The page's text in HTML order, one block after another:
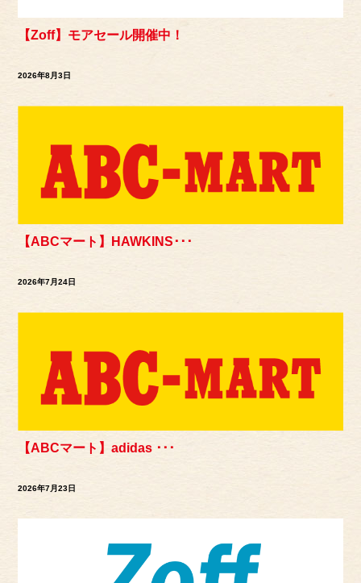
【Zoff】モアセール開催中！
2026年8月3日
【ABCマート】HAWKINS･･･
2026年7月24日
【ABCマート】adidas ･･･
2026年7月23日